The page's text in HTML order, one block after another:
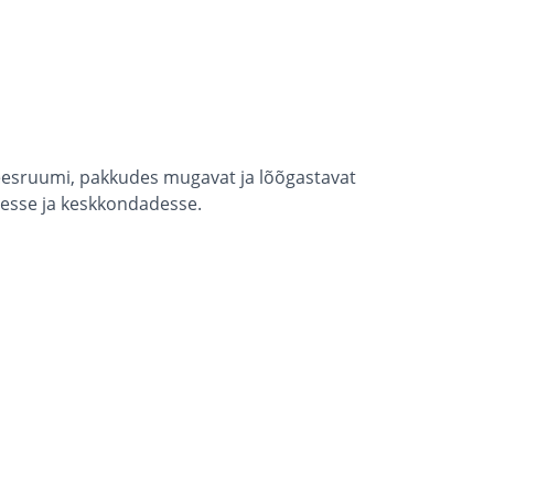
pakkudes mugavat ja lõõgastavat
ja keskkondadesse.​